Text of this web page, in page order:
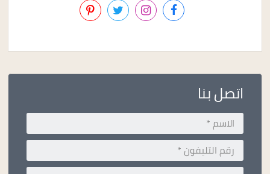
اتصل بنا